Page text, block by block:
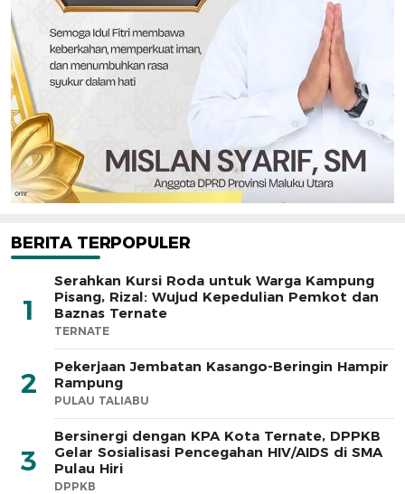
BERITA TERPOPULER
1
Serahkan Kursi Roda untuk Warga Kampung
Pisang, Rizal: Wujud Kepedulian Pemkot dan
Baznas Ternate
TERNATE
2
Pekerjaan Jembatan Kasango-Beringin Hampir
Rampung
PULAU TALIABU
3
Bersinergi dengan KPA Kota Ternate, DPPKB
Gelar Sosialisasi Pencegahan HIV/AIDS di SMA
Pulau Hiri
DPPKB